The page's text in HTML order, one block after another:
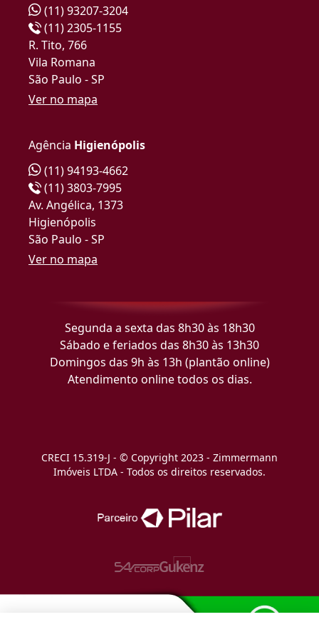
(11) 93207-3204
(11) 2305-1155
R. Tito, 766
Vila Romana
São Paulo - SP
Ver no mapa
Agência Higienópolis
(11) 94193-4662
(11) 3803-7995
Av. Angélica, 1373
Higienópolis
São Paulo - SP
Ver no mapa
Segunda a sexta das 8h30 às 18h30
Sábado e feriados das 8h30 às 13h30
Domingos das 9h às 13h (plantão online)
Atendimento online todos os dias.
CRECI 15.319-J - © Copyright 2023 - Zimmermann
Imóveis LTDA - Todos os direitos reservados.